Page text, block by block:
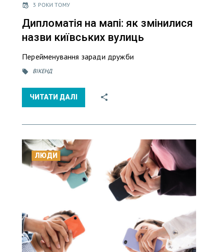
3 РОКИ ТОМУ
Дипломатія на мапі: як змінилися
назви київських вулиць
Перейменування заради дружби
ВІКЕНД
ЧИТАТИ ДАЛІ
ЛЮДИ